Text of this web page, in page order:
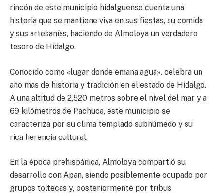
rincón de este municipio hidalguense cuenta una
historia que se mantiene viva en sus fiestas, su comida
y sus artesanías, haciendo de Almoloya un verdadero
tesoro de Hidalgo.
Conocido como «lugar donde emana agua», celebra un
año más de historia y tradición en el estado de Hidalgo.
A una altitud de 2,520 metros sobre el nivel del mar y a
69 kilómetros de Pachuca, este municipio se
caracteriza por su clima templado subhúmedo y su
rica herencia cultural.
En la época prehispánica, Almoloya compartió su
desarrollo con Apan, siendo posiblemente ocupado por
grupos toltecas y, posteriormente por tribus